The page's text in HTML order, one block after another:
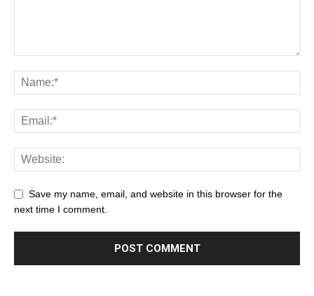
Save my name, email, and website in this browser for the
next time I comment.